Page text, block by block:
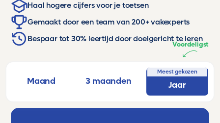
Haal hogere cijfers voor je toetsen
Gemaakt door een team van 200+ vakexperts
Bespaar tot 30% leertijd door doelgericht te leren
Maand 3 maanden
Meest gekozen
Jaar
Voordeligst